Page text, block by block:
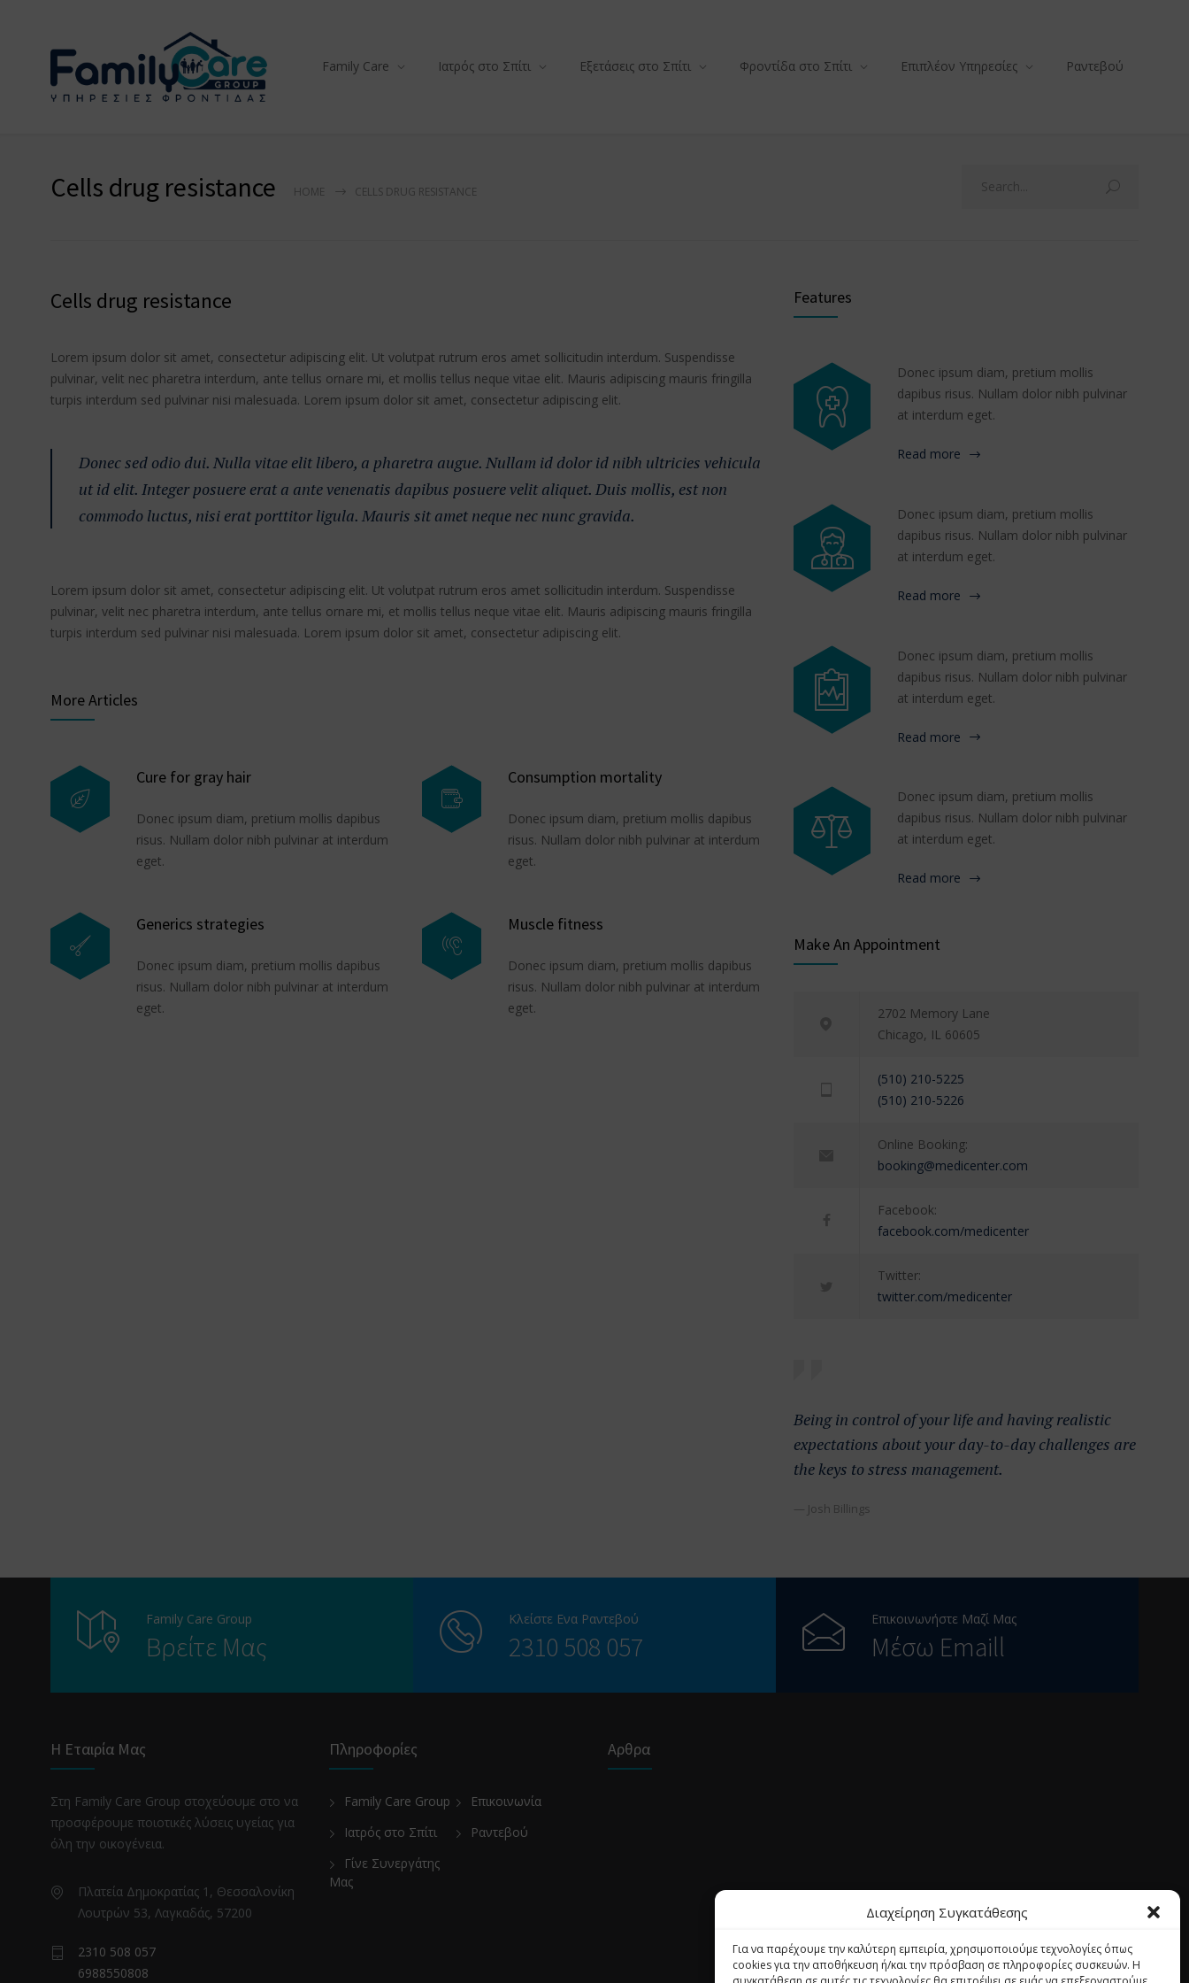
Διαχείρηση Συγκατάθεσης
Για να παρέχουμε την καλύτερη εμπειρία, χρησιμοποιούμε τεχνολογίες όπως
cookies για την αποθήκευση ή/και την πρόσβαση σε πληροφορίες συσκευών. Η
Family Care Ιατρός στο Σπίτι Εξετάσεις στο Σπίτι Φροντίδα στο Σπίτι Επιπλέον Υπηρεσίες Ραντεβού
Cells drug resistance HOME CELLS DRUG RESISTANCE
Cells drug resistance
Lorem ipsum dolor sit amet, consectetur adipiscing elit. Ut volutpat rutrum eros amet sollicitudin interdum. Suspendisse
pulvinar, velit nec pharetra interdum, ante tellus ornare mi, et mollis tellus neque vitae elit. Mauris adipiscing mauris fringilla
turpis interdum sed pulvinar nisi malesuada. Lorem ipsum dolor sit amet, consectetur adipiscing elit.
Donec sed odio dui. Nulla vitae elit libero, a pharetra augue. Nullam id dolor id nibh ultricies vehicula
ut id elit. Integer posuere erat a ante venenatis dapibus posuere velit aliquet. Duis mollis, est non
commodo luctus, nisi erat porttitor ligula. Mauris sit amet neque nec nunc gravida.
Lorem ipsum dolor sit amet, consectetur adipiscing elit. Ut volutpat rutrum eros amet sollicitudin interdum. Suspendisse
pulvinar, velit nec pharetra interdum, ante tellus ornare mi, et mollis tellus neque vitae elit. Mauris adipiscing mauris fringilla
turpis interdum sed pulvinar nisi malesuada. Lorem ipsum dolor sit amet, consectetur adipiscing elit.
More Articles
Cure for gray hair
Donec ipsum diam, pretium mollis dapibus
risus. Nullam dolor nibh pulvinar at interdum
eget.
Generics strategies
Donec ipsum diam, pretium mollis dapibus
risus. Nullam dolor nibh pulvinar at interdum
eget.
Consumption mortality
Donec ipsum diam, pretium mollis dapibus
risus. Nullam dolor nibh pulvinar at interdum
eget.
Muscle fitness
Donec ipsum diam, pretium mollis dapibus
risus. Nullam dolor nibh pulvinar at interdum
eget.
Features
Donec ipsum diam, pretium mollis
dapibus risus. Nullam dolor nibh pulvinar
at interdum eget.
Read more
Donec ipsum diam, pretium mollis
dapibus risus. Nullam dolor nibh pulvinar
at interdum eget.
Read more
Donec ipsum diam, pretium mollis
dapibus risus. Nullam dolor nibh pulvinar
at interdum eget.
Read more
Donec ipsum diam, pretium mollis
dapibus risus. Nullam dolor nibh pulvinar
at interdum eget.
Read more
Make An Appointment
2702 Memory Lane
Chicago, IL 60605
(510) 210-5225
(510) 210-5226
Online Booking:
booking@medicenter.com
Facebook:
facebook.com/medicenter
Twitter:
twitter.com/medicenter
Being in control of your life and having realistic
expectations about your day-to-day challenges are
the keys to stress management.
— Josh Billings
Family Care Group
Βρείτε Μας
Κλείστε Ενα Ραντεβού
2310 508 057
Επικοινωνήστε Μαζί Μας
Μέσω Emaill
Η Εταιρία Μας
Στη Family Care Group στοχεύουμε στο να
προσφέρουμε ποιοτικές λύσεις υγείας για
όλη την οικογένεια.
Πλατεία Δημοκρατίας 1, Θεσσαλονίκη
Λουτρών 53, Λαγκαδάς, 57200
2310 508 057
6988550808
Πληροφορίες
Family Care Group
Επικοινωνία
Ιατρός στο Σπίτι
Ραντεβού
Γίνε Συνεργάτης
Μας
Αρθρα